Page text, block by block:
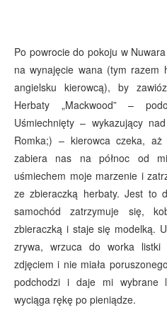
Po powrocie do pokoju w
na wynajęcie wana (tym razem
angielsku kierowcą), by
Herbaty „Mackwood” –
Uśmiechnięty – wykazujący
Romka;) – kierowca czeka,
zabiera nas na północ od
uśmiechem moje marzenie i
ze zbieraczką herbaty. Jest to
samochód zatrzymuje się,
zbieraczką i staje się modelką.
zrywa, wrzuca do worka
zdjęciem i nie miała
podchodzi i daje mi wybrane
wyciąga rękę po pieniądze.